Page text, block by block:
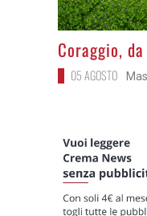
>
Coraggio,
05 AGOSTO